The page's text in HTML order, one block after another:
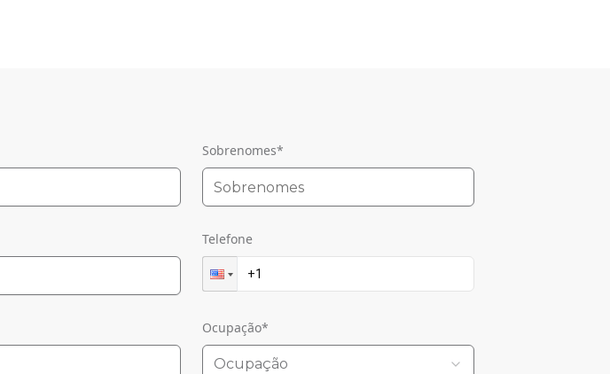
Sobrenomes*
Telefone
Ocupação*
Ocupação